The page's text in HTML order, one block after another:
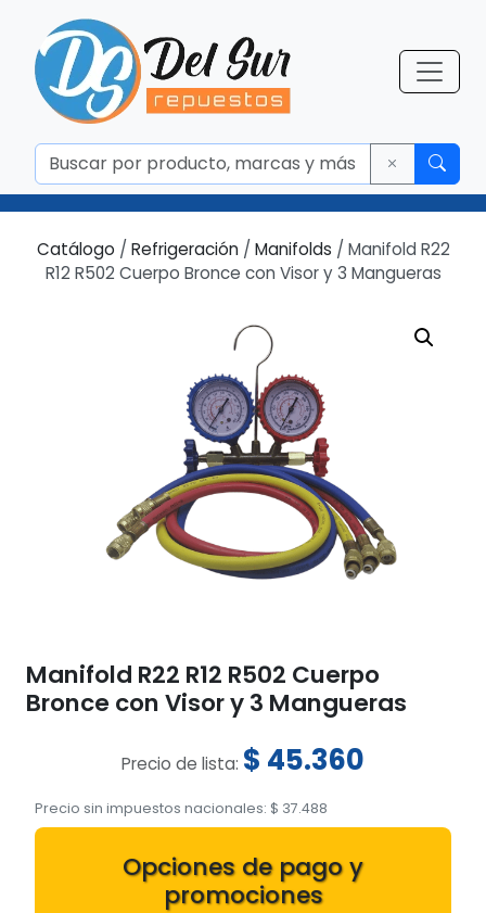
Catálogo / Refrigeración/ Manifolds / Manifold R22
R12 R502 Cuerpo Bronce con Visor y 3 Mangueras
Manifold R22 R12 R502 Cuerpo
Bronce con Visor y 3 Mangueras
Precio de lista: $ 45.360
Precio sin impuestos nacionales: $ 37.488
Opciones de pago y
promociones